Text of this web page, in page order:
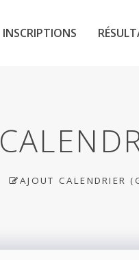
INSCRIPTIONS
AJOUT CALENDRIER